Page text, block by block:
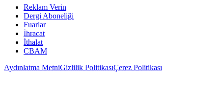
Reklam Verin
Dergi Aboneliği
Fuarlar
İhracat
İthalat
CBAM
Aydınlatma MetniGizlilik PolitikasıÇerez Politikası